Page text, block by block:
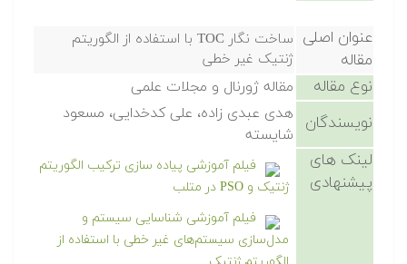
عنوان اصلی
مقاله
ساخت نگار TOC با استفاده از الگوریتم
ژنتیک غیر خطی
نوع مقاله مقاله ژورنال و مجلات علمی
نویسندگان
هدی عبدی زاده، علی کدخدایی، مسعود
شایسته
لینک های
پیشنهادی
فیلم آموزشی پیاده سازی ترکیب الگوریتم
ژنتیک و PSO در متلب
فیلم آموزشی شناسایی سیستم و
مدل‌سازی سیستم‌های غیر خطی با استفاده از